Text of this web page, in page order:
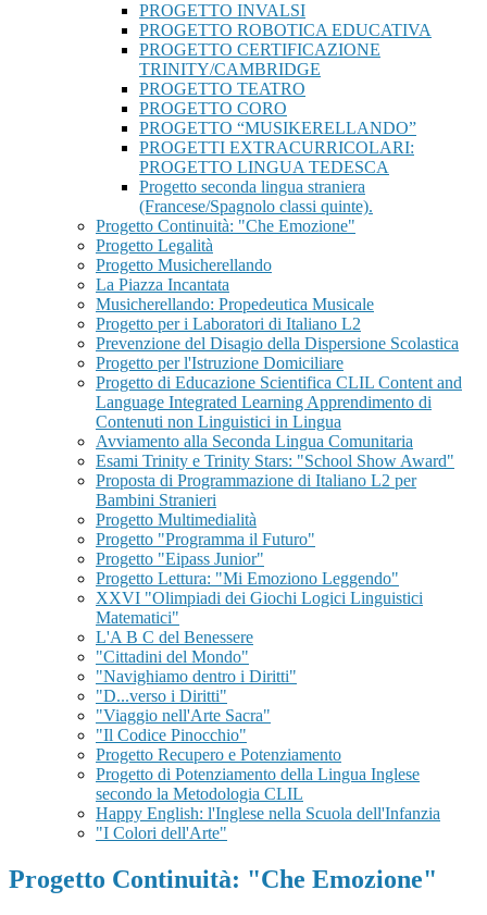
PROGETTO INVALSI
PROGETTO ROBOTICA EDUCATIVA
PROGETTO CERTIFICAZIONE
TRINITY/CAMBRIDGE
PROGETTO TEATRO
PROGETTO CORO
PROGETTO “MUSIKERELLANDO”
PROGETTI EXTRACURRICOLARI:
PROGETTO LINGUA TEDESCA
Progetto seconda lingua straniera
(Francese/Spagnolo classi quinte).
Progetto Continuità: "Che Emozione"
Progetto Legalità
Progetto Musicherellando
La Piazza Incantata
Musicherellando: Propedeutica Musicale
Progetto per i Laboratori di Italiano L2
Prevenzione del Disagio della Dispersione Scolastica
Progetto per l'Istruzione Domiciliare
Progetto di Educazione Scientifica CLIL Content and
Language Integrated Learning Apprendimento di
Contenuti non Linguistici in Lingua
Avviamento alla Seconda Lingua Comunitaria
Esami Trinity e Trinity Stars: "School Show Award"
Proposta di Programmazione di Italiano L2 per
Bambini Stranieri
Progetto Multimedialità
Progetto "Programma il Futuro"
Progetto "Eipass Junior"
Progetto Lettura: "Mi Emoziono Leggendo"
XXVI "Olimpiadi dei Giochi Logici Linguistici
Matematici"
L'A B C del Benessere
"Cittadini del Mondo"
"Navighiamo dentro i Diritti"
"D...verso i Diritti"
"Viaggio nell'Arte Sacra"
"Il Codice Pinocchio"
Progetto Recupero e Potenziamento
Progetto di Potenziamento della Lingua Inglese
secondo la Metodologia CLIL
Happy English: l'Inglese nella Scuola dell'Infanzia
"I Colori dell'Arte"
Progetto Continuità: "Che Emozione"